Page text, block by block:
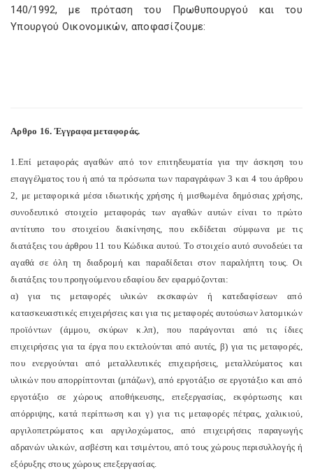
140/1992, με πρόταση του Πρωθυπουργού και του
Υπουργού Οικονομικών, αποφασίζουμε:
Αρθρο 16. Έγγραφα μεταφοράς.
1.Επί μεταφοράς αγαθών από τον επιτηδευματία για την άσκηση του
επαγγέλματος του ή από τα πρόσωπα των παραγράφων 3 και 4 του άρθρου
2, με μεταφορικά μέσα ιδιωτικής χρήσης ή μισθωμένα δημόσιας χρήσης,
συνοδευτικό στοιχείο μεταφοράς των αγαθών αυτών είναι το πρώτο
αντίτυπο του στοιχείου διακίνησης, που εκδίδεται σύμφωνα με τις
διατάξεις του άρθρου 11 του Κώδικα αυτού. Το στοιχείο αυτό συνοδεύει τα
αγαθά σε όλη τη διαδρομή και παραδίδεται στον παραλήπτη τους. Οι
διατάξεις του προηγούμενου εδαφίου δεν εφαρμόζονται:
α) για τις μεταφορές υλικών εκσκαφών ή κατεδαφίσεων από
κατασκευαστικές επιχειρήσεις και για τις μεταφορές αυτούσιων λατομικών
προϊόντων (άμμου, σκύρων κ.λπ), που παράγονται από τις ίδιες
επιχειρήσεις για τα έργα που εκτελούνται από αυτές, β) για τις μεταφορές,
που ενεργούνται από μεταλλευτικές επιχειρήσεις, μεταλλεύματος και
υλικών που απορρίπτονται (μπάζων), από εργοτάξιο σε εργοτάξιο και από
εργοτάξιο σε χώρους αποθήκευσης, επεξεργασίας, εκφόρτωσης και
απόρριψης, κατά περίπτωση και γ) για τις μεταφορές πέτρας, χαλικιού,
αργιλοπετρώματος και αργιλοχώματος, από επιχειρήσεις παραγωγής
αδρανών υλικών, ασβέστη και τσιμέντου, από τους χώρους περισυλλογής ή
εξόρυξης στους χώρους επεξεργασίας.